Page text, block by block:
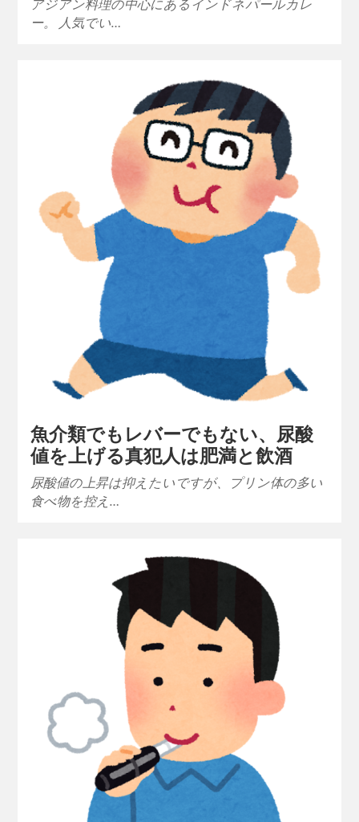
アジアン料理の中心にあるインドネパールカレ
ー。 人気でい…
魚介類でもレバーでもない、尿酸
値を上げる真犯人は肥満と飲酒
尿酸値の上昇は抑えたいですが、プリン体の多い
食べ物を控え…